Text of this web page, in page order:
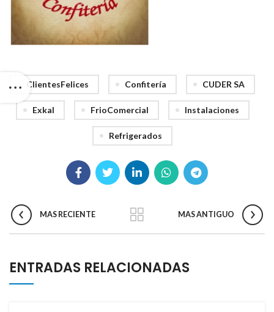
ClientesFelices Confitería CUDER SA
Exkal FrioComercial Instalaciones
Refrigerados
MAS RECIENTE MAS ANTIGUO
ENTRADAS RELACIONADAS